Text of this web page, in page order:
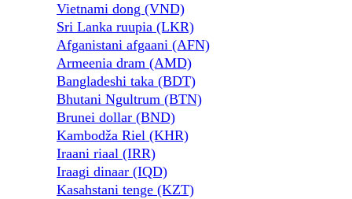
Vietnami dong (VND)
Sri Lanka ruupia (LKR)
Afganistani afgaani (AFN)
Armeenia dram (AMD)
Bangladeshi taka (BDT)
Bhutani Ngultrum (BTN)
Brunei dollar (BND)
Kambodža Riel (KHR)
Iraani riaal (IRR)
Iraagi dinaar (IQD)
Kasahstani tenge (KZT)